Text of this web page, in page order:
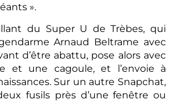
».
du Super U de Trèbes, qui
Arnaud Beltrame avec
d’être abattu, pose alors avec
et une cagoule, et l’envoie à
Sur un autre Snapchat,
fusils près d’une fenêtre ou